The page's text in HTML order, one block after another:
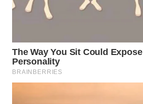
WN
SIMALUNGUN
LABUHANBATU
WN